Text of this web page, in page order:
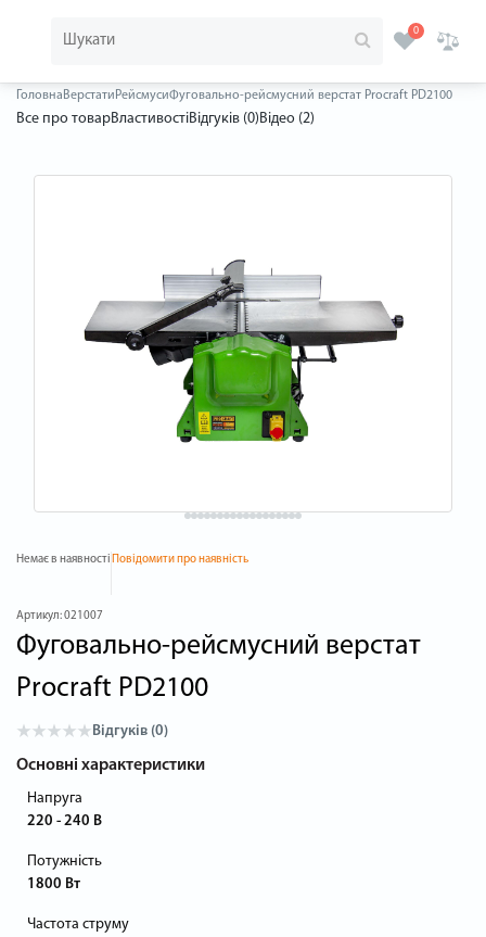
0
Головна Верстати РейсмусиФуговально-рейсмусний верстат Procraft PD2100
Все про товарВластивостіВідгуків (0)Відео (2)
Немає в наявності Повідомити про наявність
Артикул:021007
Фуговально-рейсмусний верстат
Procraft PD2100
Відгуків (0)
Основні характеристики
Напруга
220 - 240 В
Потужність
1800 Вт
Частота струму